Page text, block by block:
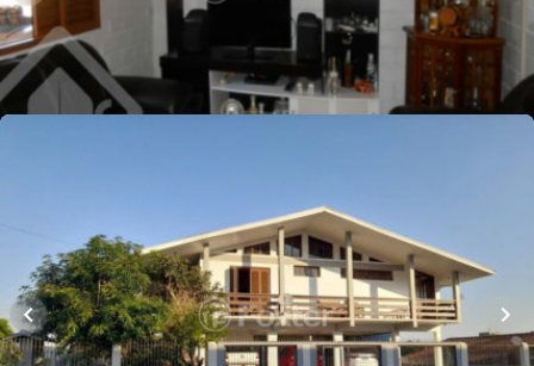
Whatsapp
Cód. 248096
banheiro•4vagas
Casa
Rua Umbu,Ideal,Novo Hamburgo